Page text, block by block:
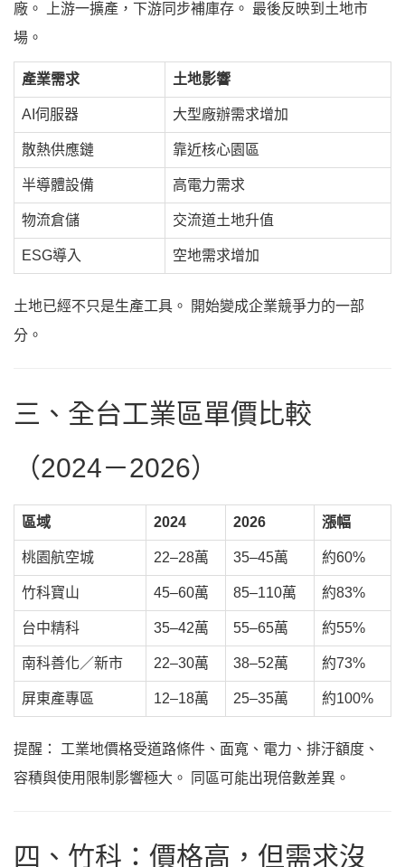
廠。 上游一擴產，下游同步補庫存。 最後反映到土地市
場。
產業需求 土地影響
AI伺服器 大型廠辦需求增加
散熱供應鏈 靠近核心園區
半導體設備 高電力需求
物流倉儲 交流道土地升值
ESG導入 空地需求增加
土地已經不只是生產工具。 開始變成企業競爭力的一部
分。
三、全台工業區單價比較
（2024－2026）
區域 2024 2026 漲幅
桃園航空城 22–28萬 35–45萬 約60%
竹科寶山 45–60萬 85–110萬 約83%
台中精科 35–42萬 55–65萬 約55%
南科善化／新市 22–30萬 38–52萬 約73%
屏東產專區 12–18萬 25–35萬 約100%
提醒： 工業地價格受道路條件、面寬、電力、排汙額度、
容積與使用限制影響極大。 同區可能出現倍數差異。
四、竹科：價格高，但需求沒